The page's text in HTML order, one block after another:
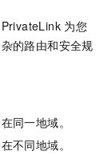
为您
的路由和安全规
同一地域。
不同地域。